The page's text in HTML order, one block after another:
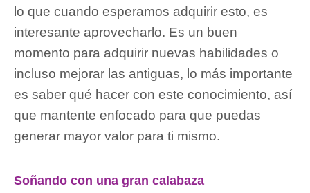
lo que cuando esperamos adquirir esto, es
interesante aprovecharlo. Es un buen
momento para adquirir nuevas habilidades o
incluso mejorar las antiguas, lo más importante
es saber qué hacer con este conocimiento, así
que mantente enfocado para que puedas
generar mayor valor para ti mismo.
Soñando con una gran calabaza